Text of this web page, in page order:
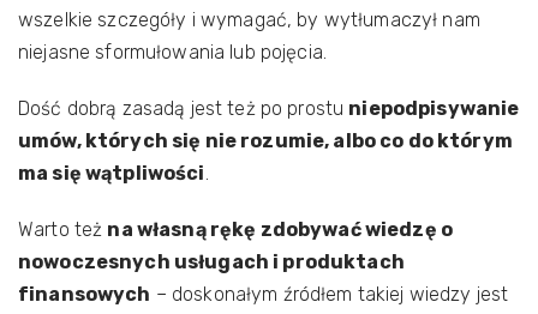
wszelkie szczegóły i wymagać, by wytłumaczył nam
niejasne sformułowania lub pojęcia.
Dość dobrą zasadą jest też po prostu niepodpisywanie
umów, których się nie rozumie, albo co do którym
ma się wątpliwości.
Warto też na własną rękę zdobywać wiedzę o
nowoczesnych usługach i produktach
finansowych – doskonałym źródłem takiej wiedzy jest